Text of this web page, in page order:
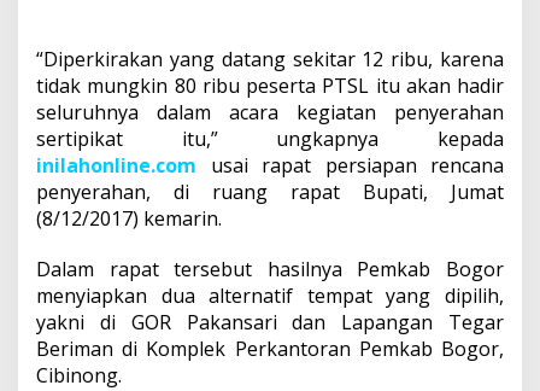
“Diperkirakan yang datang sekitar 12 ribu, karena
tidak mungkin 80 ribu peserta PTSL itu akan hadir
seluruhnya dalam acara kegiatan penyerahan
sertipikat itu,” ungkapnya kepada
inilahonline.com usai rapat persiapan rencana
penyerahan, di ruang rapat Bupati, Jumat
(8/12/2017) kemarin.
Dalam rapat tersebut hasilnya Pemkab Bogor
menyiapkan dua alternatif tempat yang dipilih,
yakni di GOR Pakansari dan Lapangan Tegar
Beriman di Komplek Perkantoran Pemkab Bogor,
Cibinong.